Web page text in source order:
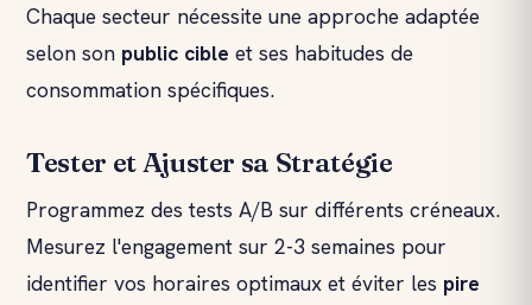
Chaque secteur nécessite une approche adaptée
selon son public cible et ses habitudes de
consommation spécifiques.
Tester et Ajuster sa Stratégie
Programmez des tests A/B sur différents créneaux.
Mesurez l'engagement sur 2-3 semaines pour
identifier vos horaires optimaux et éviter les pire